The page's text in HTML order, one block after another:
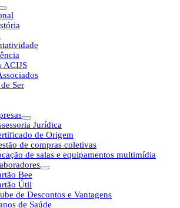
ACIJS
Ser
Jurídica
de Origem
de compras coletivas
de salas e equipamentos multimídia
Bee
Útil
de Descontos e Vantagens
de Saúde